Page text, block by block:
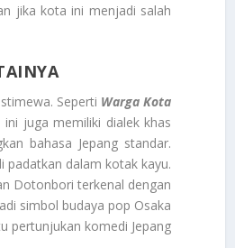
jika kota ini menjadi salah
Seperti Warga Kota
juga memiliki dialek khas
bahasa Jepang standar.
padatkan dalam kotak kayu.
Dotonbori terkenal dengan
simbol budaya pop Osaka
pertunjukan komedi Jepang